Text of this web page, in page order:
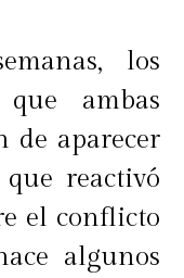
los
ambas
de aparecer
reactivó
el conflicto
algunos